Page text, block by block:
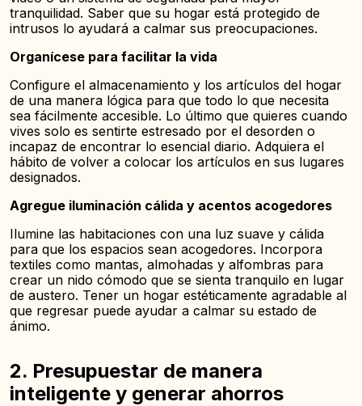
tranquilidad. Saber que su hogar está protegido de
intrusos lo ayudará a calmar sus preocupaciones.
Organícese para facilitar la vida
Configure el almacenamiento y los artículos del hogar
de una manera lógica para que todo lo que necesita
sea fácilmente accesible. Lo último que quieres cuando
vives solo es sentirte estresado por el desorden o
incapaz de encontrar lo esencial diario. Adquiera el
hábito de volver a colocar los artículos en sus lugares
designados.
Agregue iluminación cálida y acentos acogedores
Ilumine las habitaciones con una luz suave y cálida
para que los espacios sean acogedores. Incorpora
textiles como mantas, almohadas y alfombras para
crear un nido cómodo que se sienta tranquilo en lugar
de austero. Tener un hogar estéticamente agradable al
que regresar puede ayudar a calmar su estado de
ánimo.
2. Presupuestar de manera
inteligente y generar ahorros